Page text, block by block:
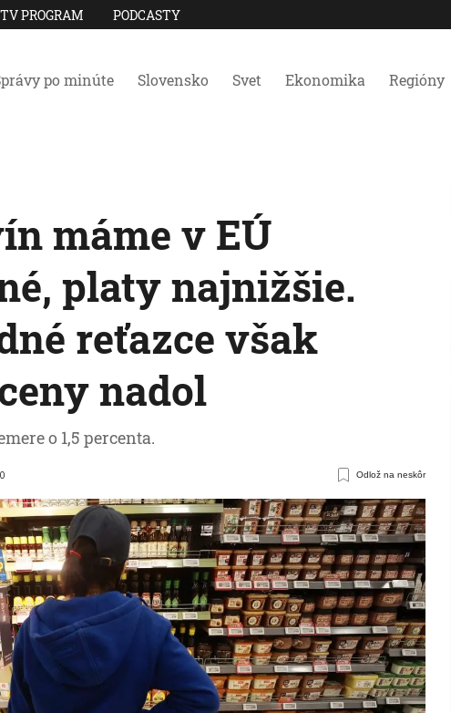
TV PROGRAM PODCASTY
po minúte Slovensko Svet Ekonomika Regióny
máme v EÚ
platy najnižšie.
reťazce však
nadol
o 1,5 percenta.
Odlož na neskôr